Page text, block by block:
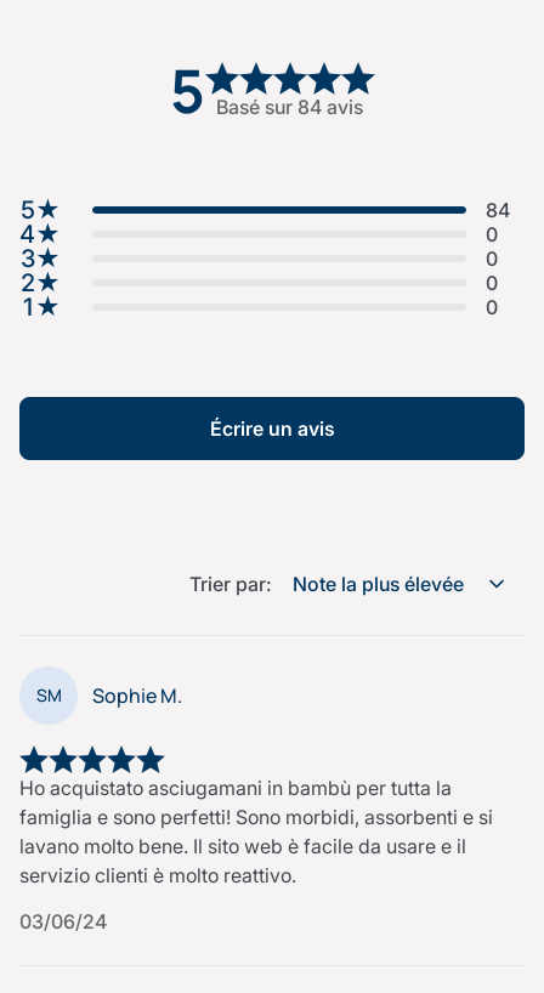
5 Basé sur 84 avis
5★ 84
4★ 0
3★ 0
2★ 0
1 ★ 0
Écrire un avis
Trier par: Note la plus élevée
SM Sophie M.
Ho acquistato asciugamani in bambù per tutta la
famiglia e sono perfetti! Sono morbidi, assorbenti e si
lavano molto bene. Il sito web è facile da usare e il
servizio clienti è molto reattivo.
03/06/24